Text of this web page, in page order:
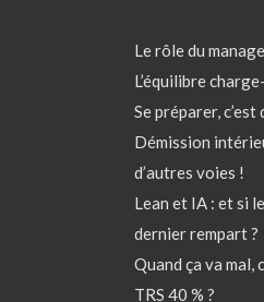
Le rôle du
L’équilibre
Se préparer,
Démission
d’autres voies !
Lean et IA : et si
dernier rempart ?
Quand ça va mal,
TRS 40 % ?